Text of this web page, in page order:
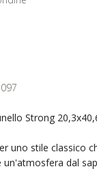
Strong
uno stile classico
un'atmosfera dal